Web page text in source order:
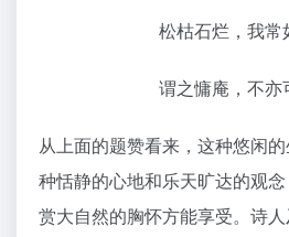
松枯石烂，我常
谓之慵庵，不亦
从上面的题赞看来，这种悠闲
种恬静的心地和乐天旷达的观
赏大自然的胸怀方能享受。诗